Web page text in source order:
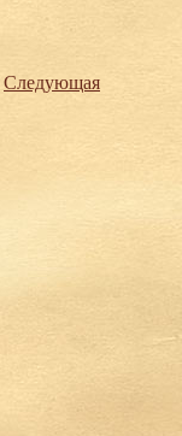
Следующая